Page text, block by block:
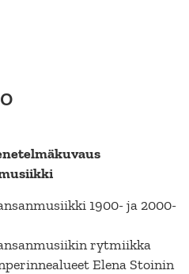
1900- ja 2000-
rytmiikka
Elena Stoinin